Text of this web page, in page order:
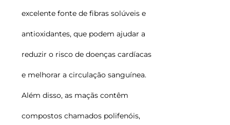
excelente fonte de fibras solúveis e
antioxidantes, que podem ajudar a
reduzir o risco de doenças cardíacas
e melhorar a circulação sanguínea.
Além disso, as maçãs contêm
compostos chamados polifenóis,